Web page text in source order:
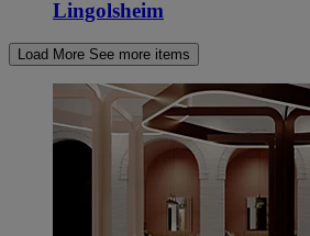
Lingolsheim
Load More See more items